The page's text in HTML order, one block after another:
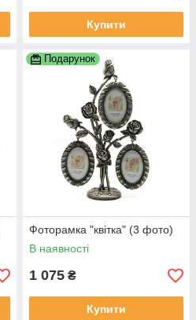
Купити
Подарунок
Фоторамка "квітка" (3 фото)
В наявності
1 075 ₴
Купити